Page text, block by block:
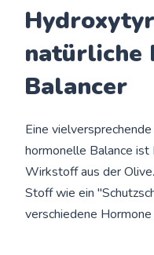
natürliche
Balancer
Eine
hormonelle Balance
Wirkstoff aus der
Stoff wie ein
verschiedene